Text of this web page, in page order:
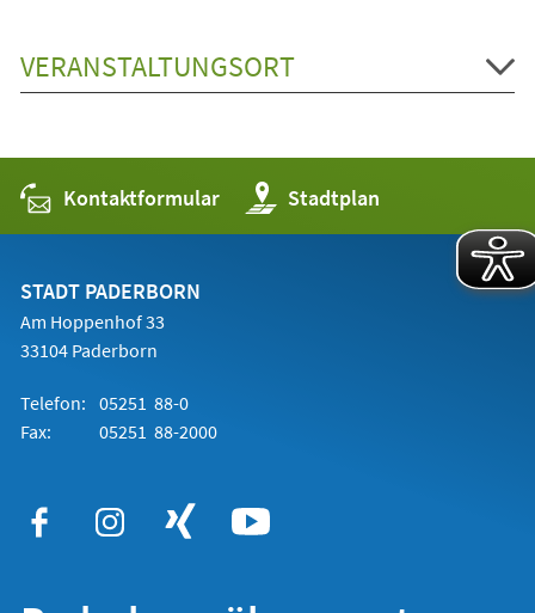
VERANSTALTUNGSORT
Kontaktformular Stadtplan
(Öffnet
in
einem
STADT PADERBORN
Am Hoppenhof 33
33104 Paderborn
Telefon: 05251 88-0
Fax:
05251 88-2000